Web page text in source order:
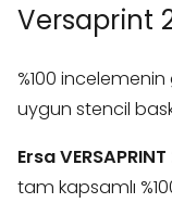
Versaprint
%100
uygun stencil
Ersa VERSAPRINT
tam kapsamlı